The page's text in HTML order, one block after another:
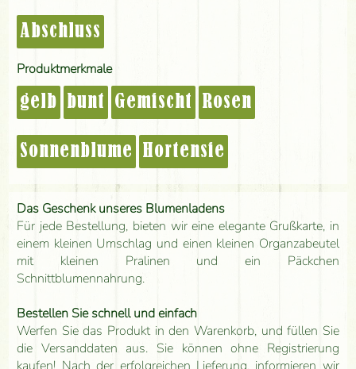
Abschluss
Produktmerkmale
gelb bunt Gemischt Rosen
Sonnenblume Hortensie
Das Geschenk unseres Blumenladens
Für jede Bestellung, bieten wir eine elegante Grußkarte, in
einem kleinen Umschlag und einen kleinen Organzabeutel
mit kleinen Pralinen und ein Päckchen
Schnittblumennahrung.
Bestellen Sie schnell und einfach
Werfen Sie das Produkt in den Warenkorb, und füllen Sie
die Versanddaten aus. Sie können ohne Registrierung